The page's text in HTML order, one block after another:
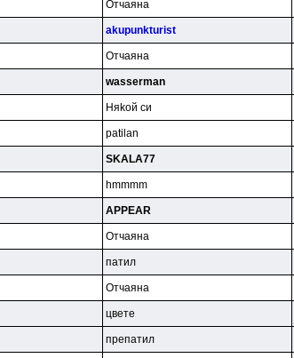
Oтчaянa
akupunkturist
Oтчaянa
wasserman
Hяkoй cи
patilan
SKALA77
hmmmm
APPEAR
Oтчaянa
пaтил
Oтчaянa
цвeтe
пpeпaтил